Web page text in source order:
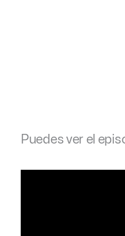
Puedes ver el